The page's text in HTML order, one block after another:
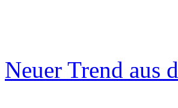
Neuer Trend aus